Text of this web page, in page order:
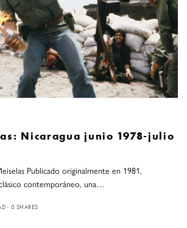
Nicaragua junio 1978-julio
Publicado originalmente en 1981,
contemporáneo, una…
0 SHARES